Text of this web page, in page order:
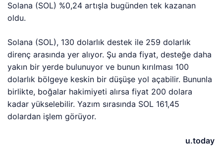
Solana (SOL) %0,24 artışla bugünden tek kazanan
oldu.
Solana (SOL), 130 dolarlık destek ile 259 dolarlık
direnç arasında yer alıyor. Şu anda fiyat, desteğe daha
yakın bir yerde bulunuyor ve bunun kırılması 100
dolarlık bölgeye keskin bir düşüşe yol açabilir. Bununla
birlikte, boğalar hakimiyeti alırsa fiyat 200 dolara
kadar yükselebilir. Yazım sırasında SOL 161,45
dolardan işlem görüyor.
u.today